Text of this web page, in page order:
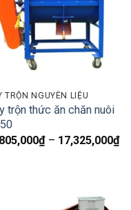
TRỘN NGUYÊN LIỆU
trộn thức ăn chăn nuôi
₫ – 17,325,000₫